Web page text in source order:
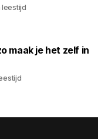
leestijd
maak je het zelf in